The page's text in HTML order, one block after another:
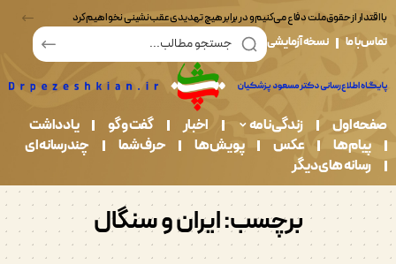
از حقوق ملت دفاع می‌کنیم و در برابر هیچ تهدیدی عقب‌نشینی نخواهیم کرد
نسخه آزمایشی
زندگی نامه اخبار گفت و گو
یادداشت
ها
عکس پویش ها حرف شما
چندرسانه ای
های دیگر
برچسب:ایران و سنگال